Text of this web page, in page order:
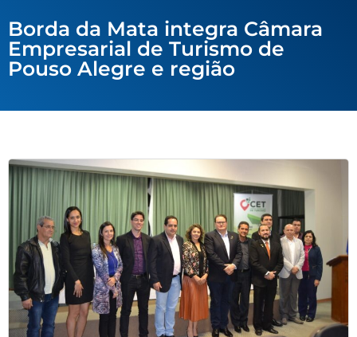
Borda da Mata integra Câmara
Empresarial de Turismo de
Pouso Alegre e região